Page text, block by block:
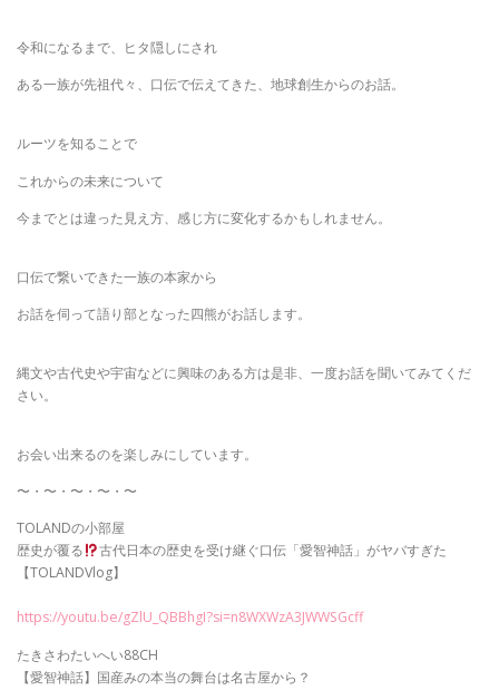
令和になるまで、ヒタ隠しにされ
ある一族が先祖代々、口伝で伝えてきた、地球創生からのお話。
ルーツを知ることで
これからの未来について
今までとは違った見え方、感じ方に変化するかもしれません。
口伝で繋いできた一族の本家から
お話を伺って語り部となった四熊がお話します。
縄文や古代史や宇宙などに興味のある方は是非、一度お話を聞いてみてくだ
さい。
お会い出来るのを楽しみにしています。
〜・〜・〜・〜・〜
TOLANDの小部屋
歴史が覆る
古代日本の歴史を受け継ぐ口伝「愛智神話」がヤバすぎた
【TOLANDVlog】
https://youtu.be/gZlU_QBBhgI?si=n8WXWzA3JWWSGcff
たきさわたいへい88CH
【愛智神話】国産みの本当の舞台は名古屋から？